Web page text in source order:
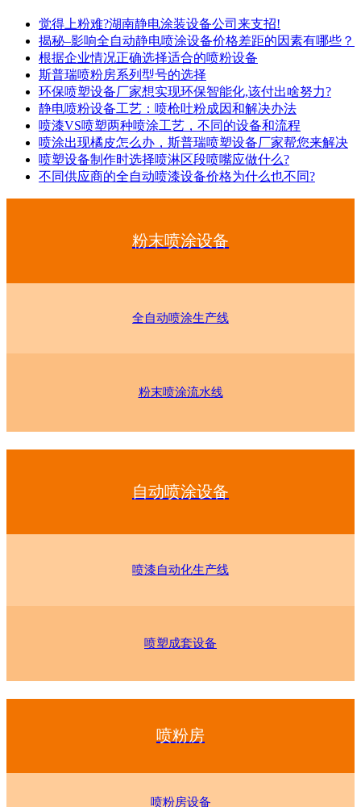
觉得上粉难?湖南静电涂装设备公司来支招!
揭秘–影响全自动静电喷涂设备价格差距的因素有哪些？
根据企业情况正确选择适合的喷粉设备
斯普瑞喷粉房系列型号的选择
环保喷塑设备厂家想实现环保智能化,该付出啥努力?
静电喷粉设备工艺：喷枪吐粉成因和解决办法
喷漆VS喷塑两种喷涂工艺，不同的设备和流程
喷涂出现橘皮怎么办，斯普瑞喷塑设备厂家帮您来解决
喷塑设备制作时选择喷淋区段喷嘴应做什么?
不同供应商的全自动喷漆设备价格为什么也不同?
粉末喷涂设备
全自动喷涂生产线
粉末喷涂流水线
自动喷涂设备
喷漆自动化生产线
喷塑成套设备
喷粉房
喷粉房设备